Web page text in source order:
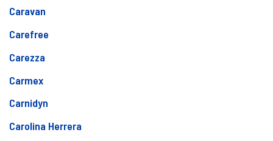
Caravan
Carefree
Carezza
Carmex
Carnidyn
Carolina Herrera